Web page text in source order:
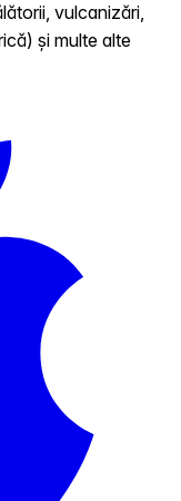
vulcanizări,
și multe alte